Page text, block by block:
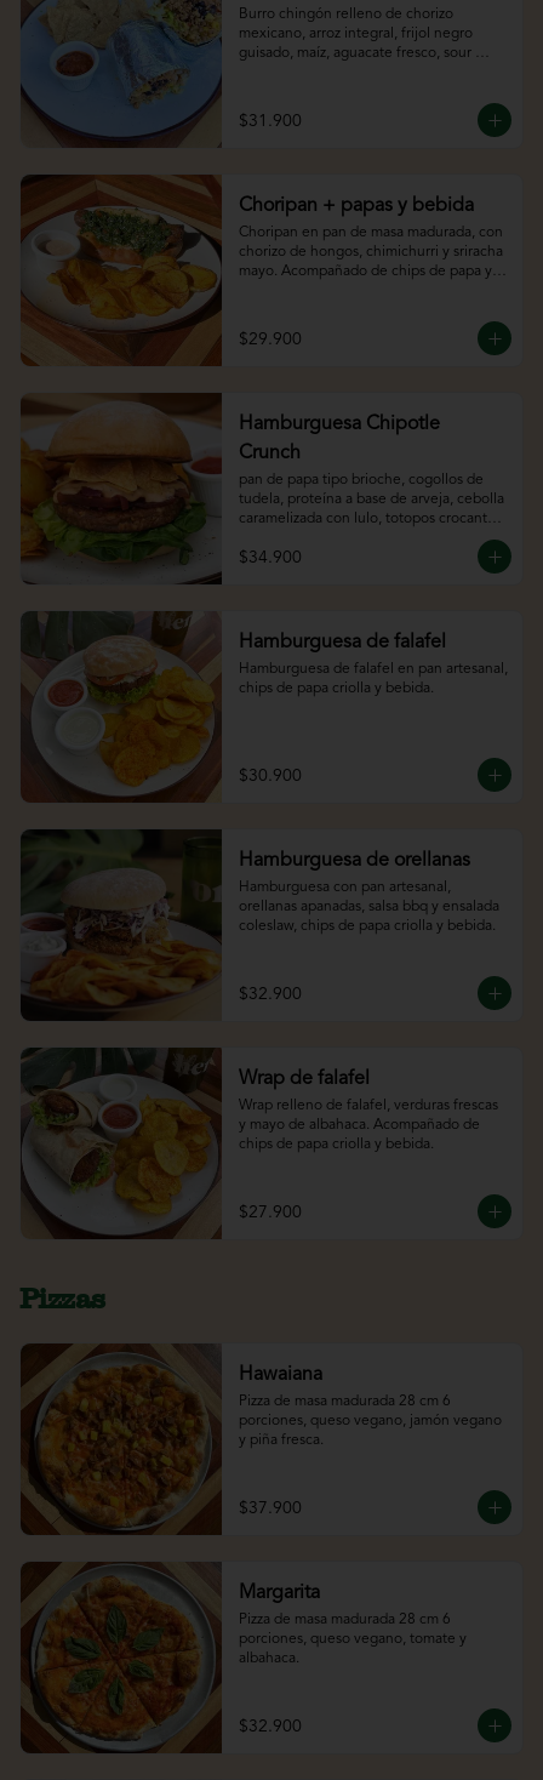
Burro chingón relleno de chorizo
mexicano, arroz integral, frijol negro
guisado, maíz, aguacate fresco, sour
$31.900
Choripan + papas y bebida
Choripan en pan de masa madurada, con
chorizo de hongos, chimichurri y sriracha
mayo. Acompañado de chips de papa y
$29.900
Hamburguesa Chipotle
Crunch
pan de papa tipo brioche, cogollos de
tudela, proteína a base de arveja, cebolla
caramelizada con lulo, totopos crocantes
$34.900
Hamburguesa de falafel
Hamburguesa de falafel en pan artesanal,
chips de papa criolla y bebida.
$30.900
Hamburguesa de orellanas
Hamburguesa con pan artesanal,
orellanas apanadas, salsa bbq y ensalada
coleslaw, chips de papa criolla y bebida.
$32.900
Wrap de falafel
Wrap relleno de falafel, verduras frescas
y mayo de albahaca. Acompañado de
chips de papa criolla y bebida.
$27.900
Pizzas
Hawaiana
Pizza de masa madurada 28 cm 6
porciones, queso vegano, jamón vegano
y piña fresca.
$37.900
Margarita
Pizza de masa madurada 28 cm 6
porciones, queso vegano, tomate y
albahaca.
$32.900